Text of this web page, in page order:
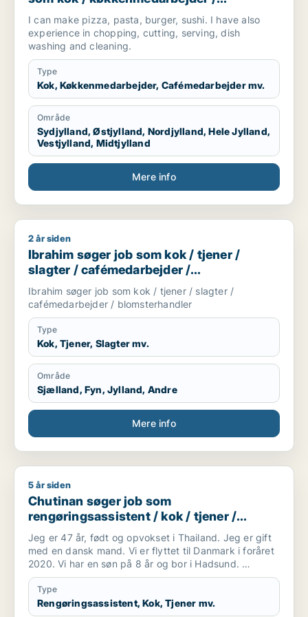
cafémedarbejder / hotelmedarbejder
I can make pizza, pasta, burger, sushi. I have also
experience in chopping, cutting, serving, dish
washing and cleaning.
Type
Kok, Køkkenmedarbejder, Cafémedarbejder mv.
Område
Sydjylland, Østjylland, Nordjylland, Hele Jylland,
Vestjylland, Midtjylland
Mere info
Ibrahim søger job som kok / tjener / slagter /
2 år siden
Ibrahim søger job som kok / tjener /
slagter / cafémedarbejder /
blomsterhandler
Ibrahim søger job som kok / tjener / slagter /
cafémedarbejder / blomsterhandler
Type
Kok, Tjener, Slagter mv.
Område
Sjælland, Fyn, Jylland, Andre
Mere info
Chutinan søger job som rengøringsassistent / kok / tjener /
5 år siden
Chutinan søger job som
rengøringsassistent / kok / tjener /
køkkenmedarbejder / slagter
Jeg er 47 år, født og opvokset i Thailand. Jeg er gift
med en dansk mand. Vi er flyttet til Danmark i foråret
2020. Vi har en søn på 8 år og bor i Hadsund.
Jeg forstår og taler en del dansk og jeg går for tiden
på sprogskole. Taler desuden engelsk.
Jeg er handelsuddannet og har tidligere arbejdet med
Type
Rengøringsassistent, Kok, Tjener mv.